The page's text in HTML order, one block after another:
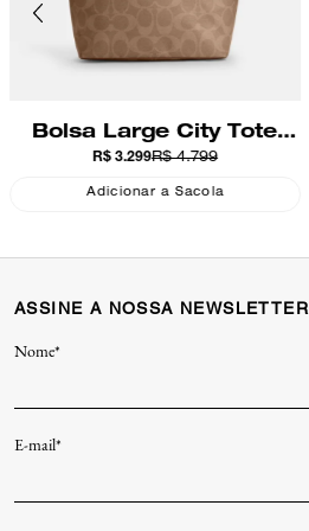
Bolsa Large City Tote
Maxi Signature Coach
R$ 4.799
R$ 3.299
Adicionar a Sacola
ASSINE A NOSSA NEWSLETTER
Nome*
E-mail*